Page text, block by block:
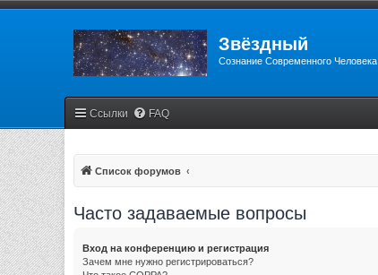
Звёздный
Сознание Современного Человека
Ссылки FAQ
Список форумов
Часто задаваемые вопросы
Вход на конференцию и регистрация
Зачем мне нужно регистрироваться?